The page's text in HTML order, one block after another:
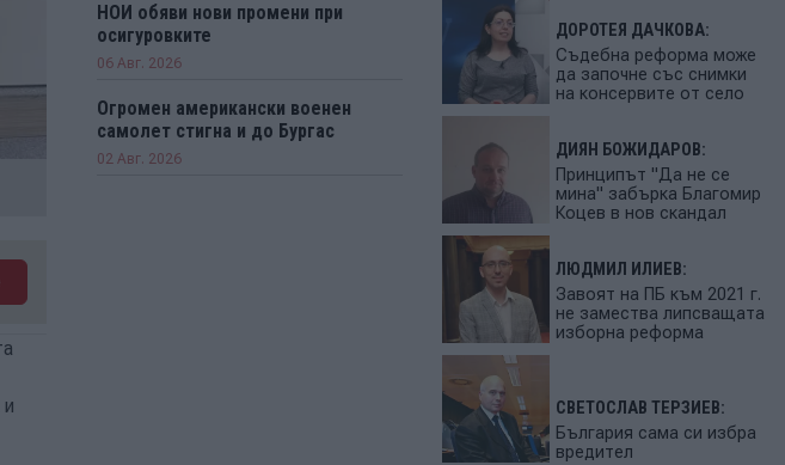
НОИ обяви нови промени при
осигуровките
06 Авг. 2026
Огромен американски военен
самолет стигна и до Бургас
02 Авг. 2026
ДОРОТЕЯ ДАЧКОВА:
Съдебна реформа може
да започне със снимки
на консервите от село
ДИЯН БОЖИДАРОВ:
Принципът "Да не се
мина" забърка Благомир
Коцев в нов скандал
ЛЮДМИЛ ИЛИЕВ:
Завоят на ПБ към 2021 г.
не замества липсващата
изборна реформа
СВЕТОСЛАВ ТЕРЗИЕВ:
България сама си избра
вредител